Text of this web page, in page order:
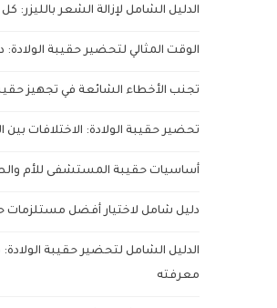
الدليل الشامل لإزالة الشعر بالليزر:
الوقت المثالي لتحضير حقيبة
تجنب الأخطاء الشائعة في تجهيز
تحضير حقيبة الولادة: الاختلافات
أساسيات حقيبة المستشفى للأم
دليل شامل لاختيار أفضل مستلزمات
الدليل الشامل لتحضير حقيبة الولادة:
معرفته